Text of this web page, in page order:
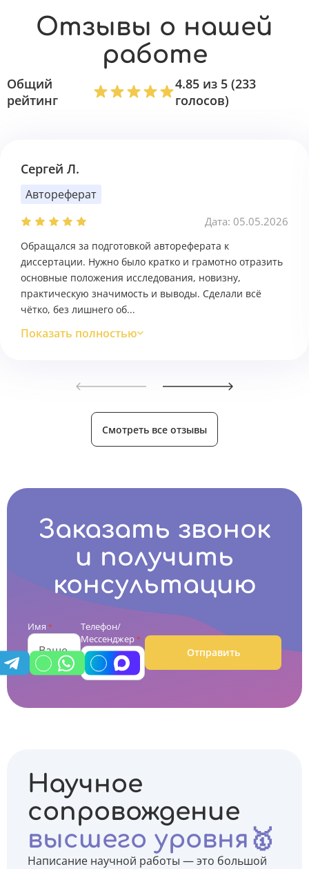
Отзывы о нашей
работе
Общий
рейтинг
4.85 из 5 (233
голосов)
Сергей Л.
Автореферат
Дата: 05.05.2026
Обращался за подготовкой автореферата к
диссертации. Нужно было кратко и грамотно отразить
основные положения исследования, новизну,
практическую значимость и выводы. Сделали всё
чётко, без лишнего об...
Показать полностью
Смотреть все отзывы
Заказать звонок
и получить
консультацию
Имя *
Телефон/
Мессенджер *
Отправить
Научное
сопровождение
высшего уровня🥇
Написание научной работы — это большой